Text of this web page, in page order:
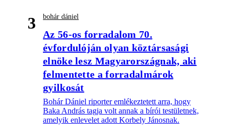
3 bohár dániel
Az 56-os forradalom 70.
évfordulóján olyan köztársasági
elnöke lesz Magyarországnak, aki
felmentette a forradalmárok
gyilkosát
Bohár Dániel riporter emlékeztetett arra, hogy
Baka András tagja volt annak a bírói testületnek,
amelyik enlevelet adott Korbely Jánosnak.